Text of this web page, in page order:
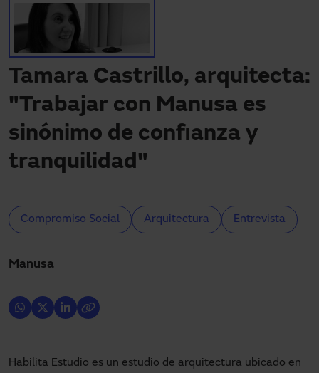
Tamara Castrillo, arquitecta:
"Trabajar con Manusa es
sinónimo de confianza y
tranquilidad"
Compromiso Social Arquitectura Entrevista
Manusa
Habilita Estudio es un estudio de arquitectura ubicado en